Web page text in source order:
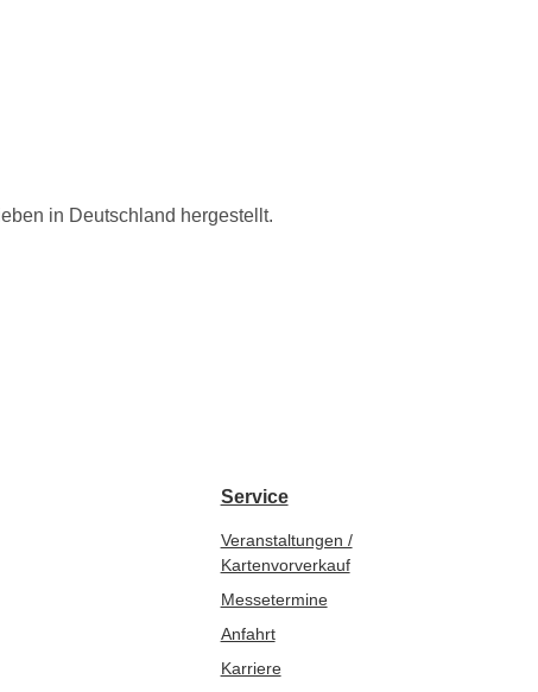
in Deutschland hergestellt.
Service
Veranstaltungen /
Kartenvorverkauf
Messetermine
Anfahrt
Karriere